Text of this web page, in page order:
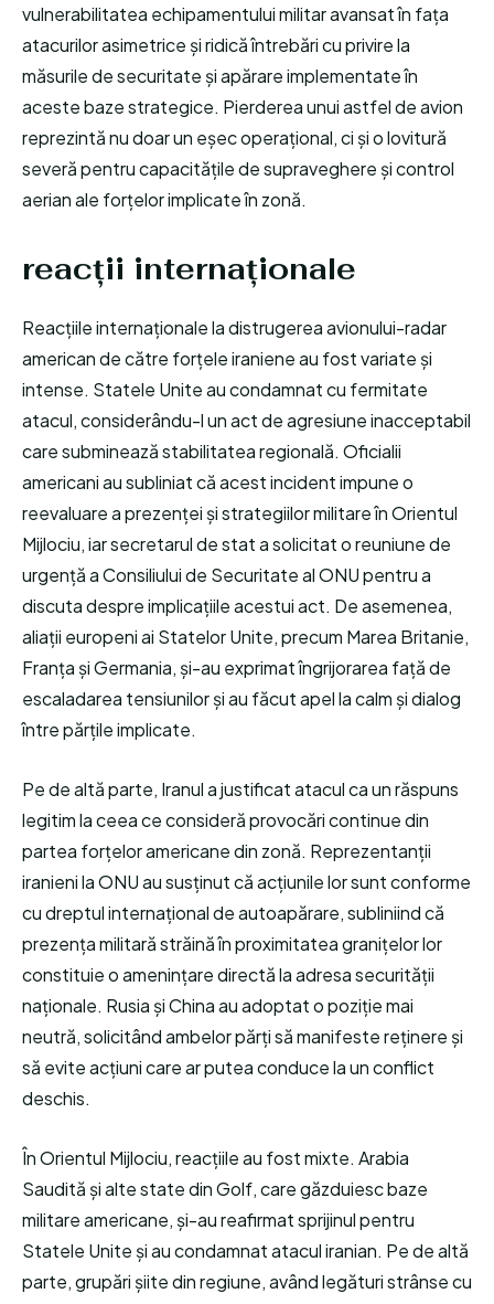
vulnerabilitatea echipamentului militar avansat în fața
atacurilor asimetrice și ridică întrebări cu privire la
măsurile de securitate și apărare implementate în
aceste baze strategice. Pierderea unui astfel de avion
reprezintă nu doar un eșec operațional, ci și o lovitură
severă pentru capacitățile de supraveghere și control
aerian ale forțelor implicate în zonă.
reacții internaționale
Reacțiile internaționale la distrugerea avionului-radar
american de către forțele iraniene au fost variate și
intense. Statele Unite au condamnat cu fermitate
atacul, considerându-l un act de agresiune inacceptabil
care subminează stabilitatea regională. Oficialii
americani au subliniat că acest incident impune o
reevaluare a prezenței și strategiilor militare în Orientul
Mijlociu, iar secretarul de stat a solicitat o reuniune de
urgență a Consiliului de Securitate al ONU pentru a
discuta despre implicațiile acestui act. De asemenea,
aliații europeni ai Statelor Unite, precum Marea Britanie,
Franța și Germania, și-au exprimat îngrijorarea față de
escaladarea tensiunilor și au făcut apel la calm și dialog
între părțile implicate.
Pe de altă parte, Iranul a justificat atacul ca un răspuns
legitim la ceea ce consideră provocări continue din
partea forțelor americane din zonă. Reprezentanții
iranieni la ONU au susținut că acțiunile lor sunt conforme
cu dreptul internațional de autoapărare, subliniind că
prezența militară străină în proximitatea granițelor lor
constituie o amenințare directă la adresa securității
naționale. Rusia și China au adoptat o poziție mai
neutră, solicitând ambelor părți să manifeste reținere și
să evite acțiuni care ar putea conduce la un conflict
deschis.
În Orientul Mijlociu, reacțiile au fost mixte. Arabia
Saudită și alte state din Golf, care găzduiesc baze
militare americane, și-au reafirmat sprijinul pentru
Statele Unite și au condamnat atacul iranian. Pe de altă
parte, grupări șiite din regiune, având legături strânse cu